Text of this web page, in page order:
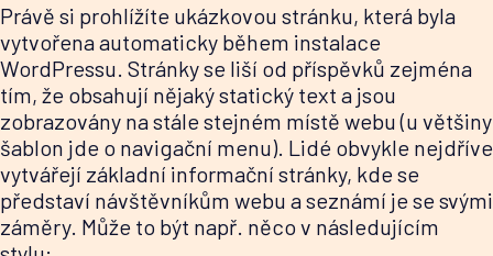
Právě si prohlížíte ukázkovou stránku, která byla
vytvořena automaticky během instalace
WordPressu. Stránky se liší od příspěvků zejména
tím, že obsahují nějaký statický text a jsou
zobrazovány na stále stejném místě webu (u většiny
šablon jde o navigační menu). Lidé obvykle nejdříve
vytvářejí základní informační stránky, kde se
představí návštěvníkům webu a seznámí je se svými
záměry. Může to být např. něco v následujícím